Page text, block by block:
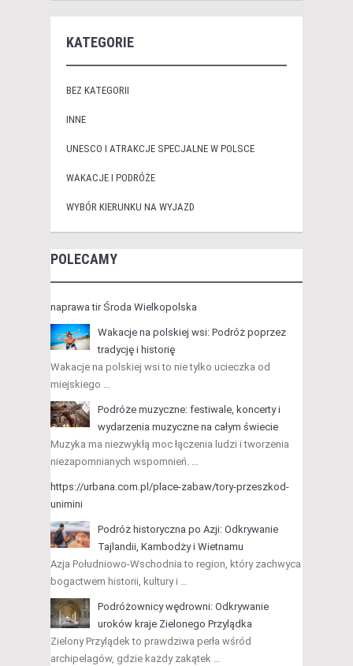
KATEGORIE
BEZ KATEGORII
INNE
UNESCO I ATRAKCJE SPECJALNE W POLSCE
WAKACJE I PODRÓŻE
WYBÓR KIERUNKU NA WYJAZD
POLECAMY
naprawa tir Środa Wielkopolska
Wakacje na polskiej wsi: Podróż poprzez
tradycję i historię
Wakacje na polskiej wsi to nie tylko ucieczka od
miejskiego …
Podróże muzyczne: festiwale, koncerty i
wydarzenia muzyczne na całym świecie
Muzyka ma niezwykłą moc łączenia ludzi i tworzenia
niezapomnianych wspomnień. …
https://urbana.com.pl/place-zabaw/tory-przeszkod-
unimini
Podróż historyczna po Azji: Odkrywanie
Tajlandii, Kambodży i Wietnamu
Azja Południowo-Wschodnia to region, który zachwyca
bogactwem historii, kultury i …
Podróżownicy wędrowni: Odkrywanie
uroków kraje Zielonego Przylądka
Zielony Przylądek to prawdziwa perła wśród
archipelagów, gdzie każdy zakątek …